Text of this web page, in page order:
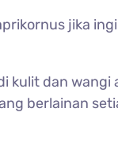
jika
kulit dan wangi
berlainan